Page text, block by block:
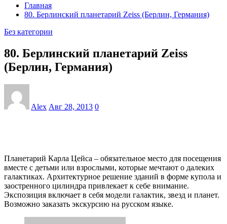
Главная
80. Берлинский планетарий Zeiss (Берлин, Германия)
Без категории
80. Берлинский планетарий Zeiss
(Берлин, Германия)
Alex Авг 28, 2013 0
Планетарий Карла Цейса – обязательное место для посещения
вместе с детьми или взрослыми, которые мечтают о далеких
галактиках. Архитектурное решение зданий в форме купола и
заостренного цилиндра привлекает к себе внимание.
Экспозиция включает в себя модели галактик, звезд и планет.
Возможно заказать экскурсию на русском языке.